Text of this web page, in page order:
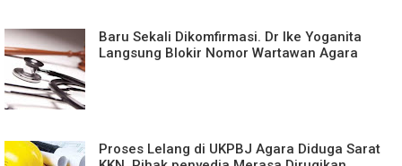
Baru Sekali Dikomfirmasi. Dr Ike Yoganita
Langsung Blokir Nomor Wartawan Agara
Proses Lelang di UKPBJ Agara Diduga Sarat